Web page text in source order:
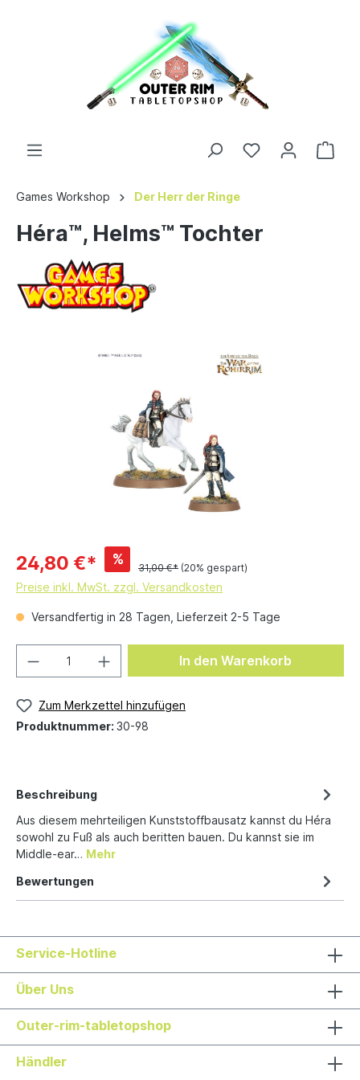
Games Workshop Der Herr der Ringe
Héra™, Helms™ Tochter
24,80 €* %
31,00 €* (20% gespart)
Preise inkl. MwSt. zzgl. Versandkosten
Versandfertig in 28 Tagen, Lieferzeit 2-5 Tage
In den Warenkorb
Zum Merkzettel hinzufügen
Produktnummer: 30-98
Beschreibung
Aus diesem mehrteiligen Kunststoffbausatz kannst du Héra
sowohl zu Fuß als auch beritten bauen. Du kannst sie im
Middle-ear… Mehr
Bewertungen
Service-Hotline
Über Uns
Outer-rim-tabletopshop
Händler